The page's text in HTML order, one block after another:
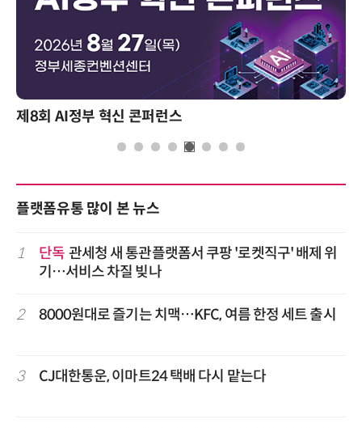
제8회 AI정부 혁신 콘퍼런스
플랫폼유통 많이 본 뉴스
1 단독 관세청 새 통관플랫폼서 쿠팡 '로켓직구' 배제 위
기…서비스 차질 빚나
2 8000원대로 즐기는 치맥…KFC, 여름 한정 세트 출시
3 CJ대한통운, 이마트24 택배 다시 맡는다